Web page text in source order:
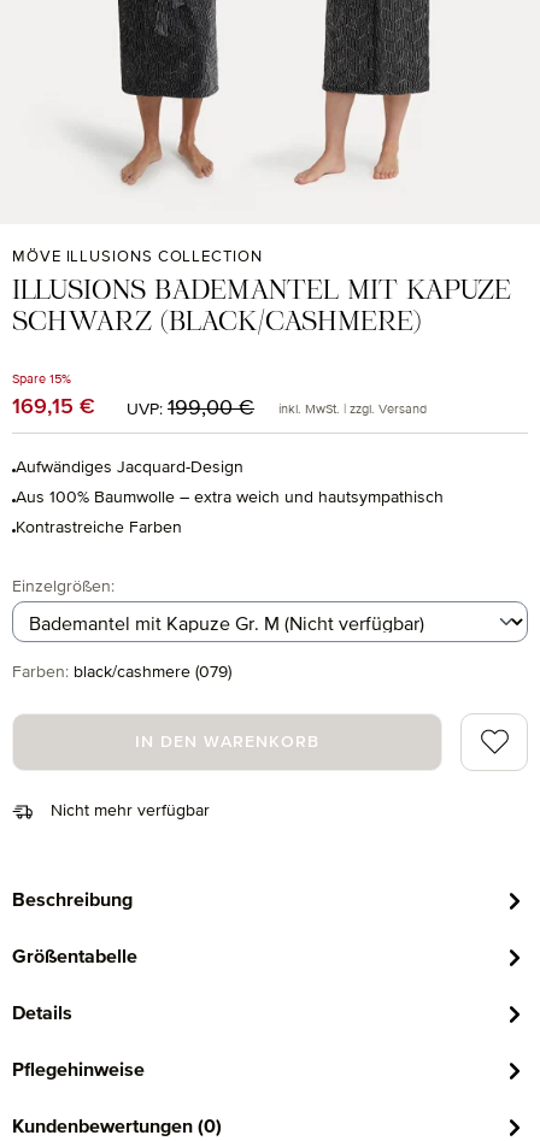
MÖVE ILLUSIONS COLLECTION
ILLUSIONS BADEMANTEL MIT KAPUZE
SCHWARZ (BLACK/CASHMERE)
Spare 15%
Verkaufspreis:
169,15 € UVP: Regulärer Preis:
199,00 € inkl. MwSt. | zzgl. Versand
Aufwändiges Jacquard-Design
Aus 100% Baumwolle – extra weich und hautsympathisch
Kontrastreiche Farben
Nicht mehr verfügbar
Einzelgrößenauswählen
:
Farbenauswählen
: black/cashmere (079)
IN DEN WARENKORB
Zum
Beschreibung
Größentabelle
Details
Pflegehinweise
Kundenbewertungen (0)